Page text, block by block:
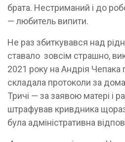
брата. Нестриманий і до
— любитель випити.
Не раз збиткувався над
ставало зовсім страшно,
2021 року на Андрія Чепака
складала протоколи за
Тричі — за заявою матері і
штрафував кривдника
була адміністративна